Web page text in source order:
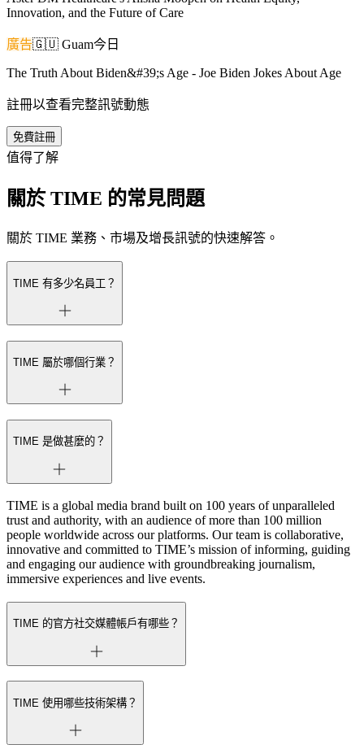
Innovation, and the Future of Care
廣告🇬🇺 Guam今日
The Truth About Biden&#39;s Age - Joe Biden Jokes About Age
註冊以查看完整訊號動態
免費註冊
值得了解
關於 TIME 的常見問題
關於 TIME 業務、市場及增長訊號的快速解答。
TIME 有多少名員工？
TIME 屬於哪個行業？
TIME 是做甚麼的？
TIME is a global media brand built on 100 years of unparalleled
trust and authority, with an audience of more than 100 million
people worldwide across our platforms. Our team is collaborative,
innovative and committed to TIME’s mission of informing, guiding
and engaging our audience with groundbreaking journalism,
immersive experiences and live events.
TIME 的官方社交媒體帳戶有哪些？
TIME 使用哪些技術架構？